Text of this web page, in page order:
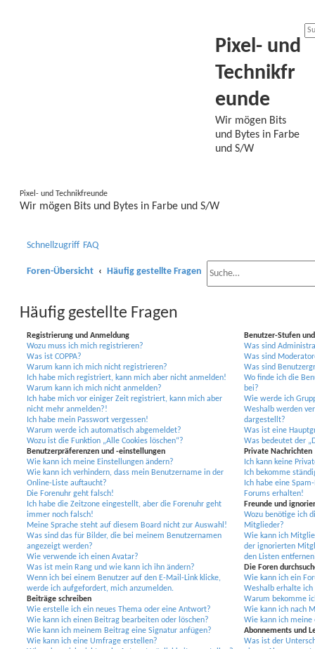
Pixel- und
Technikfr
eunde
Wir mögen Bits
und Bytes in Farbe
und S/W
Pixel- und Technikfreunde
Wir mögen Bits und Bytes in Farbe und S/W
Schnellzugriff FAQ
Foren-Übersicht Häufig gestellte Fragen
Häufig gestellte Fragen
Registrierung und Anmeldung
Wozu muss ich mich registrieren?
Was ist COPPA?
Warum kann ich mich nicht registrieren?
Ich habe mich registriert, kann mich aber nicht anmelden!
Warum kann ich mich nicht anmelden?
Ich habe mich vor einiger Zeit registriert, kann mich aber
nicht mehr anmelden?!
Ich habe mein Passwort vergessen!
Warum werde ich automatisch abgemeldet?
Wozu ist die Funktion „Alle Cookies löschen“?
Benutzerpräferenzen und -einstellungen
Wie kann ich meine Einstellungen ändern?
Wie kann ich verhindern, dass mein Benutzername in der
Online-Liste auftaucht?
Die Forenuhr geht falsch!
Ich habe die Zeitzone eingestellt, aber die Forenuhr geht
immer noch falsch!
Meine Sprache steht auf diesem Board nicht zur Auswahl!
Was sind das für Bilder, die bei meinem Benutzernamen
angezeigt werden?
Wie verwende ich einen Avatar?
Was ist mein Rang und wie kann ich ihn ändern?
Wenn ich bei einem Benutzer auf den E-Mail-Link klicke,
werde ich aufgefordert, mich anzumelden.
Beiträge schreiben
Wie erstelle ich ein neues Thema oder eine Antwort?
Wie kann ich einen Beitrag bearbeiten oder löschen?
Wie kann ich meinem Beitrag eine Signatur anfügen?
Wie kann ich eine Umfrage erstellen?
Benutzer-Stufen
Was sind
Was sind
Was sind
Wo finde ich die
bei?
Wie werde ich
Weshalb werden
dargestellt?
Was ist eine
Was bedeutet der
Private Nachrichten
Ich kann keine
Ich bekomme
Ich habe eine
Forums erhalten!
Freunde und
Wozu benötige ich
Mitglieder?
Wie kann ich
der ignorierten
den Listen
Die Foren
Wie kann ich ein
Weshalb erhalte ich
Warum bekomme
Wie kann ich nach
Wie kann ich meine
Abonnements und
Was ist der